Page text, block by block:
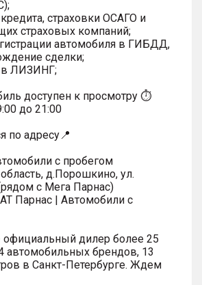
страховки ОСАГО и
страховых компаний;
автомобиля в ГИБДД,
сделки;
ЛИЗИНГ;
доступен к просмотру ⏱
до 21:00
по адресу📍
с пробегом
д.Порошкино, ул.
с Мега Парнас)
Парнас | Автомобили с
дилер более 25
автомобильных брендов, 13
в Санкт-Петербурге. Ждем